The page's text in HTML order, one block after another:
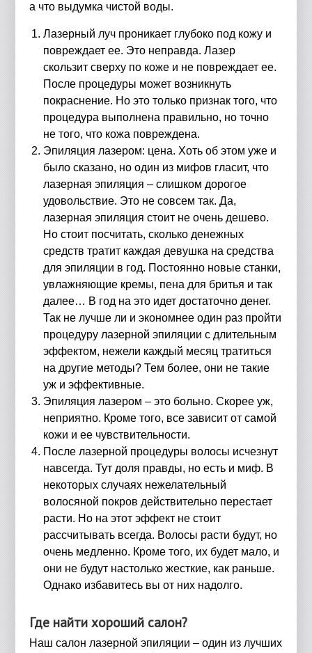
а что выдумка чистой воды.
Лазерный луч проникает глубоко под кожу и
повреждает ее. Это неправда. Лазер
скользит сверху по коже и не повреждает ее.
После процедуры может возникнуть
покраснение. Но это только признак того, что
процедура выполнена правильно, но точно
не того, что кожа повреждена.
Эпиляция лазером: цена. Хоть об этом уже и
было сказано, но один из мифов гласит, что
лазерная эпиляция – слишком дорогое
удовольствие. Это не совсем так. Да,
лазерная эпиляция стоит не очень дешево.
Но стоит посчитать, сколько денежных
средств тратит каждая девушка на средства
для эпиляции в год. Постоянно новые станки,
увлажняющие кремы, пена для бритья и так
далее… В год на это идет достаточно денег.
Так не лучше ли и экономнее один раз пройти
процедуру лазерной эпиляции с длительным
эффектом, нежели каждый месяц тратиться
на другие методы? Тем более, они не такие
уж и эффективные.
Эпиляция лазером – это больно. Скорее уж,
неприятно. Кроме того, все зависит от самой
кожи и ее чувствительности.
После лазерной процедуры волосы исчезнут
навсегда. Тут доля правды, но есть и миф. В
некоторых случаях нежелательный
волосяной покров действительно перестает
расти. Но на этот эффект не стоит
рассчитывать всегда. Волосы расти будут, но
очень медленно. Кроме того, их будет мало, и
они не будут настолько жесткие, как раньше.
Однако избавитесь вы от них надолго.
Где найти хороший салон?
Наш салон лазерной эпиляции – один из лучших